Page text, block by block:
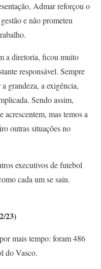
Admar reforçou o
e não prometeu
a diretoria, ficou muito
responsável. Sempre
grandeza, a exigência,
Sendo assim,
acrescentem, mas temos a
outras situações no
executivos de futebol
cada um se saiu.
23)
mais tempo: foram 486
do Vasco.